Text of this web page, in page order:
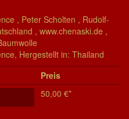
, Peter Scholten , Rudolf-
, www.chenaski.de ,
Her­ge­stel­lt in: Thailand
Preis
50,00 €*